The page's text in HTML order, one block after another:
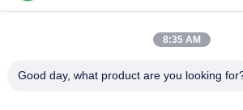
4 Tony Powierzchniowe zrzucanie
8:35 AM
Good day, what product are you looking